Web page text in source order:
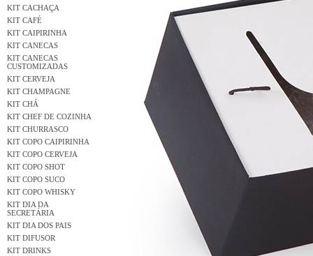
KIT CACHAÇA
KIT CAFÉ
KIT CAIPIRINHA
KIT CANECAS
KIT CANECAS
CUSTOMIZADAS
KIT CERVEJA
KIT CHAMPAGNE
KIT CHÁ
KIT CHEF DE COZINHA
KIT CHURRASCO
KIT COPO CAIPIRINHA
KIT COPO CERVEJA
KIT COPO SHOT
KIT COPO SUCO
KIT COPO WHISKY
KIT DIA DA
SECRETÁRIA
KIT DIA DOS PAIS
KIT DIFUSOR
KIT DRINKS